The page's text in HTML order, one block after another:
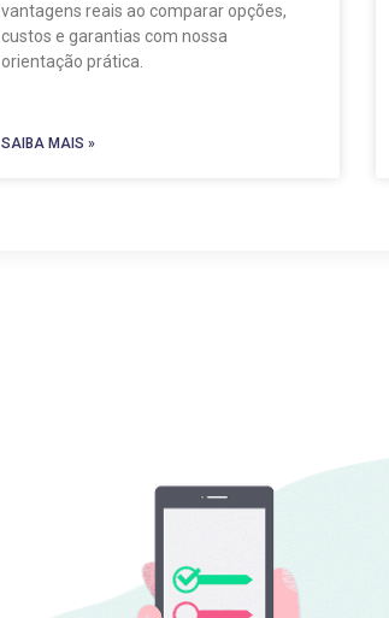
vantagens reais ao comparar opções,
custos e garantias com nossa
orientação prática.
SAIBA MAIS »